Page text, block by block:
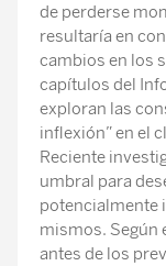
de perderse
resultaría en
cambios en los
capítulos del
exploran las
inflexión” en el
Reciente
umbral para
potencialmente
mismos. Según
antes de los